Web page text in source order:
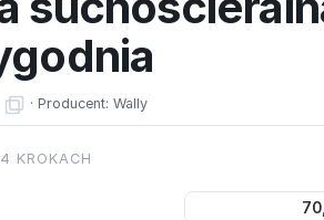
· Producent: Wally
KROKACH